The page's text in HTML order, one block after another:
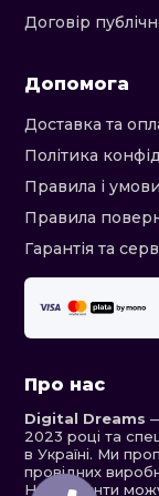
Договір
Допомога
Доставка та
Політика
Правила і умови
Правила
Гарантія та
Про нас
Digital Dreams
2023 році та
в Україні. Ми
провідних
Наші клієнти